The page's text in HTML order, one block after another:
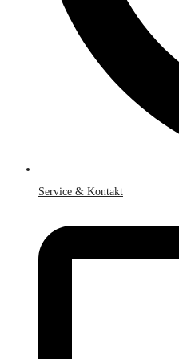
Service & Kontakt